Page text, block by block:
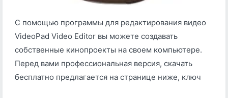
С помощью программы для редактирования видео
VideoPad Video Editor вы можете создавать
собственные кинопроекты на своем компьютере.
Перед вами профессиональная версия, скачать
бесплатно предлагается на странице ниже, ключ